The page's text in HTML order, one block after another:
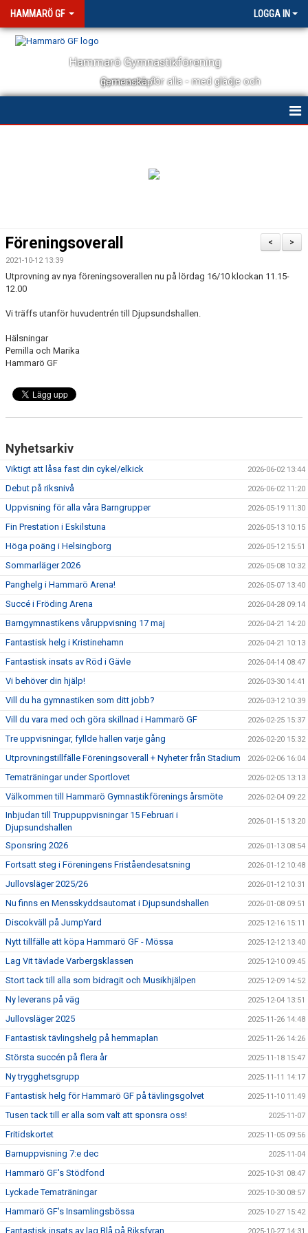
HAMMARÖ GF LOGGA IN
Hammarö Gymnastikförening
Gymnastik för alla - med glädje och gemenskap!
KALENDER
DOKUMENT
ARRANGEMANG
FÖRENINGSKOLLEKTION
>
<
Föreningsoverall
2021-10-12 13:39
Utprovning av nya föreningsoverallen nu på lördag 16/10 klockan 11.15-
12.00
Vi träffs utanför huvudentrén till Djupsundshallen.
Hälsningar
Pernilla och Marika
Hammarö GF
Nyhetsarkiv
Viktigt att låsa fast din cykel/elkick 2026-06-02 13:44
Debut på riksnivå 2026-06-02 11:20
Uppvisning för alla våra Barngrupper 2026-05-19 11:30
Fin Prestation i Eskilstuna 2026-05-13 10:15
Höga poäng i Helsingborg 2026-05-12 15:51
Sommarläger 2026 2026-05-08 10:32
Panghelg i Hammarö Arena! 2026-05-07 13:40
Succé i Fröding Arena 2026-04-28 09:14
Barngymnastikens våruppvisning 17 maj 2026-04-21 14:20
Fantastisk helg i Kristinehamn 2026-04-21 10:13
Fantastisk insats av Röd i Gävle 2026-04-14 08:47
Vi behöver din hjälp! 2026-03-30 14:41
Vill du ha gymnastiken som ditt jobb? 2026-03-12 10:39
Vill du vara med och göra skillnad i Hammarö GF 2026-02-25 15:37
Tre uppvisningar, fyllde hallen varje gång 2026-02-20 15:32
Utprovningstillfälle Föreningsoverall + Nyheter från Stadium 2026-02-06 16:04
Tematräningar under Sportlovet 2026-02-05 13:13
Välkommen till Hammarö Gymnastikförenings årsmöte 2026-02-04 09:22
Inbjudan till Truppuppvisningar 15 Februari i
Djupsundshallen
2026-01-15 13:20
Sponsring 2026 2026-01-13 08:54
Fortsatt steg i Föreningens Friståendesatsning 2026-01-12 10:48
Jullovsläger 2025/26 2026-01-12 10:31
Nu finns en Mensskyddsautomat i Djupsundshallen 2026-01-08 09:51
Discokväll på JumpYard 2025-12-16 15:11
Nytt tillfälle att köpa Hammarö GF - Mössa 2025-12-12 13:40
Lag Vit tävlade Varbergsklassen 2025-12-10 09:45
Stort tack till alla som bidragit och Musikhjälpen 2025-12-09 14:52
Ny leverans på väg 2025-12-04 13:51
Jullovsläger 2025 2025-11-26 14:48
Fantastisk tävlingshelg på hemmaplan 2025-11-26 14:26
Största succén på flera år 2025-11-18 15:47
Ny trygghetsgrupp 2025-11-11 14:17
Fantastisk helg för Hammarö GF på tävlingsgolvet 2025-11-10 11:49
Tusen tack till er alla som valt att sponsra oss! 2025-11-07
Fritidskortet 2025-11-05 09:56
Barnuppvisning 7:e dec 2025-11-04
Hammarö GF's Stödfond 2025-10-31 08:47
Lyckade Tematräningar 2025-10-30 08:57
Hammarö GF's Insamlingsbössa 2025-10-27 15:42
Fantastisk insats av lag Blå på Riksfyran